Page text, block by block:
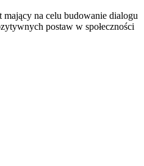
na celu budowanie dialogu
postaw w społeczności